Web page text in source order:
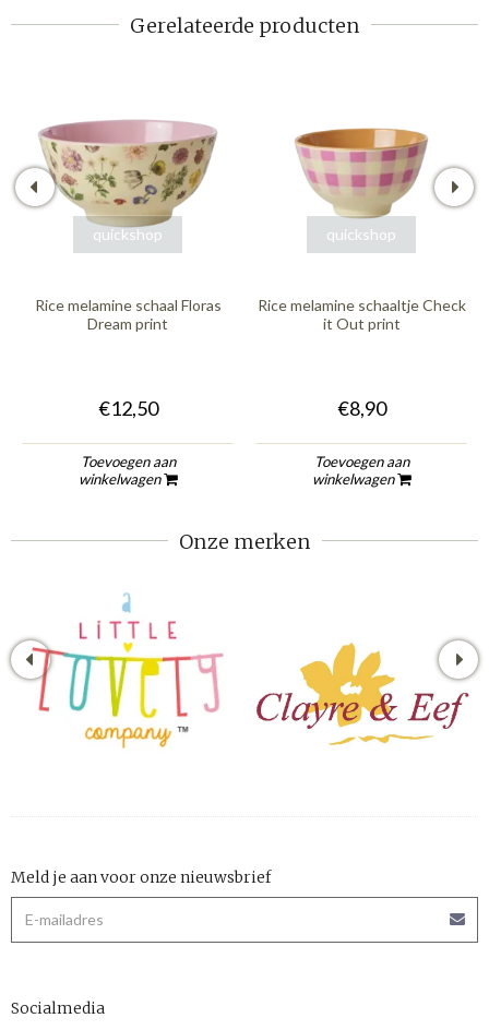
Gerelateerde producten
quickshop
Rice melamine schaal Floras
Dream print
€12,50
Toevoegen aan
winkelwagen
quickshop
Rice melamine schaaltje Check
it Out print
€8,90
Toevoegen aan
winkelwagen
Onze merken
Meld je aan voor onze nieuwsbrief
Socialmedia